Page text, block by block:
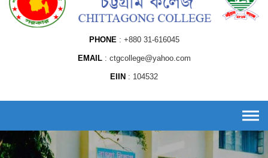
PHONE +880 31-616045
EMAIL ctgcollege@yahoo.com
EIIN 104532